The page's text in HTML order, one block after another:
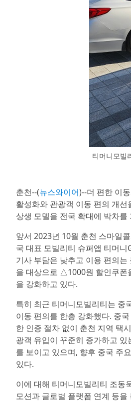
티머니모빌
춘천--(뉴스와이어)--더 편한 이
활성화와 관광객 이동 편의 개
상생 모델을 전국 확대에 박차를
앞서 2023년 10월 춘천 스마일
국 대표 모빌리티 슈퍼앱 티머
기사 부담은 낮추고 이용 편의는
을 대상으로 △1000원 할인쿠폰
을 강화하고 있다.
특히 최근 티머니모빌리티는 중
이동 편의를 한층 강화했다. 중
한 인증 절차 없이 춘천 지역 택
광객 유입이 꾸준히 증가하고
를 보이고 있으며, 향후 중국 주
있다.
이에 대해 티머니모빌리티 조동
모션과 글로벌 플랫폼 연계 등